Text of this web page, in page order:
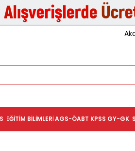
KPSS GY-GK
AGS-ÖABT
EĞITIM BILIMLERI